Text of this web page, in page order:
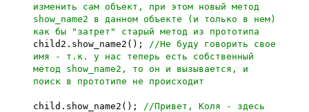
изменить сам объект, при этом новый метод
show_name2 в данном объекте (и только в нем)
как бы "затрет" старый метод из прототипа
child2.show_name2();
//Не буду говорить свое
имя - т.к. у нас теперь есть собственный
метод show_name2, то он и вызывается, и
поиск в прототипе не происходит
child.show_name2();
//Привет, Коля - здесь